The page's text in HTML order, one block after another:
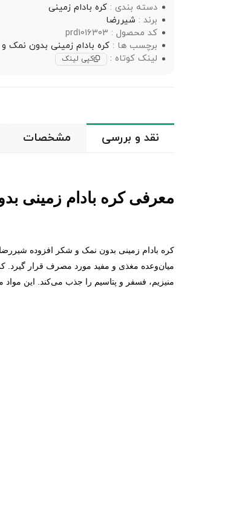
دسته بندی : کره بادام زمینی
برند : شیررضا
کد محصول : prd1016303
برچسب ها : كره بادام زمينی بدون نمک و
لینک کوتاه :
کپی لینک
نقد و بررسی مشخصات
معرفی كره بادام زمينی
کره بادام زمینی بدون نمک و شکر افزوده
میان‌وعده مغذی و مفید مورد مصرف قرار گیرد.
منیزیم، فسفر و پتاسیم را جذب می‌کند. این